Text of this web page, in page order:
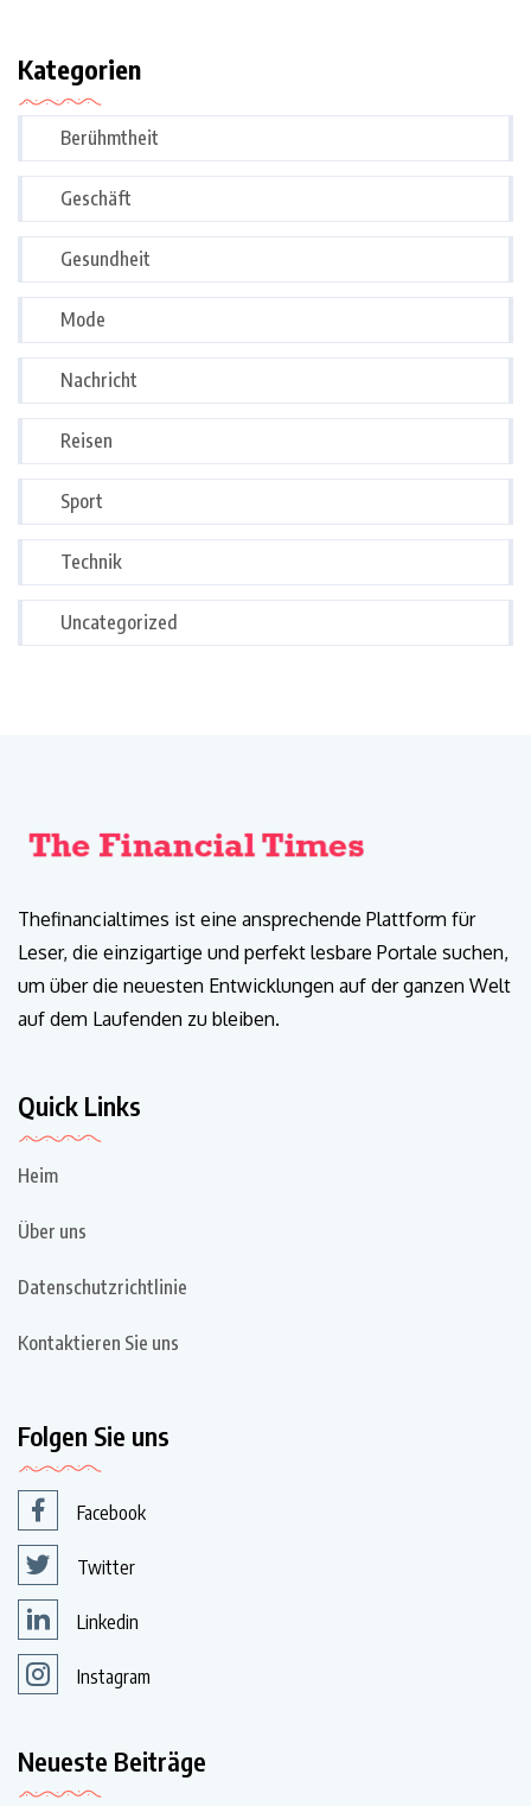
Kategorien
Berühmtheit
Geschäft
Gesundheit
Mode
Nachricht
Reisen
Sport
Technik
Uncategorized
Thefinancialtimes ist eine ansprechende Plattform für
Leser, die einzigartige und perfekt lesbare Portale suchen,
um über die neuesten Entwicklungen auf der ganzen Welt
auf dem Laufenden zu bleiben.
Quick Links
Heim
Über uns
Datenschutzrichtlinie
Kontaktieren Sie uns
Folgen Sie uns
Facebook
Twitter
Linkedin
Instagram
Neueste Beiträge